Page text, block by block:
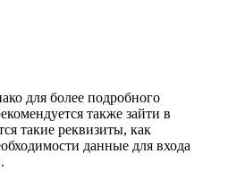
для более подробного
также зайти в
такие реквизиты, как
данные для входа